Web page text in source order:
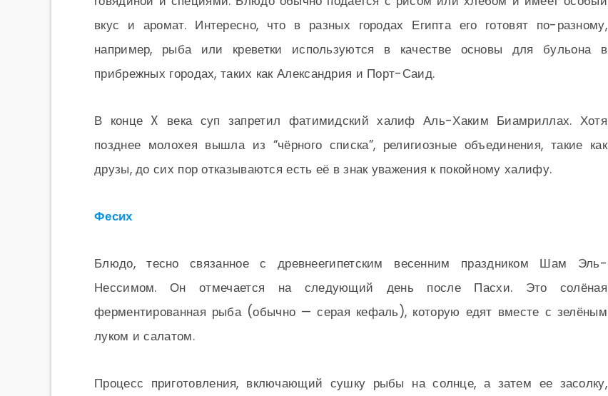
вкус и аромат. Интересно, что в разных городах Египта его готовят по-разному,
например, рыба или креветки используются в качестве основы для бульона в
прибрежных городах, таких как Александрия и Порт-Саид.
В конце X века суп запретил фатимидский халиф Аль-Хаким Биамриллах. Хотя
позднее молохея вышла из “чёрного списка”, религиозные объединения, такие как
друзы, до сих пор отказываются есть её в знак уважения к покойному халифу.
Фесих
Блюдо, тесно связанное с древнеегипетским весенним праздником Шам Эль-
Нессимом. Он отмечается на следующий день после Пасхи. Это солёная
ферментированная рыба (обычно — серая кефаль), которую едят вместе с зелёным
луком и салатом.
Процесс приготовления, включающий сушку рыбы на солнце, а затем ее засолку,